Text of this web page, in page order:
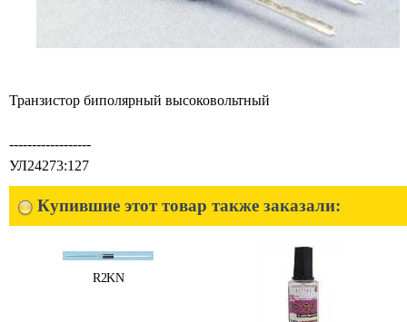
Транзистор биполярный высоковольтный
------------------
УЛ24273:127
Купившие этот товар также заказали:
R2KN